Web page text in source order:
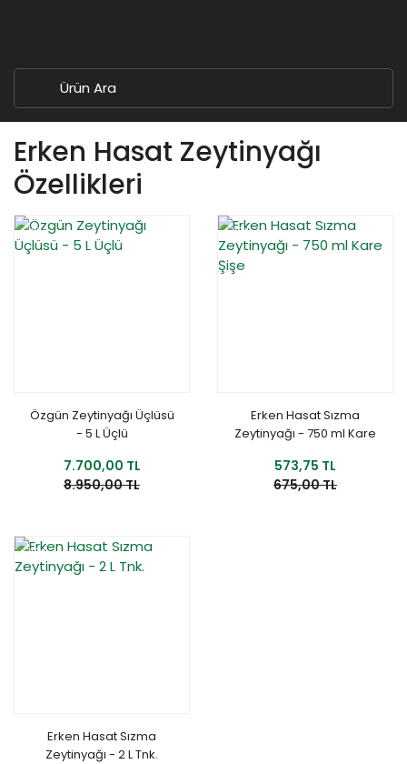
Erken Hasat Zeytinyağı
Özellikleri
YENİ
Özgün Zeytinyağı Üçlüsü
- 5 L Üçlü
7.700,00 TL
8.950,00 TL
YENİ
Erken Hasat Sızma
Zeytinyağı - 750 ml Kare
573,75 TL
675,00 TL
YENİ
Erken Hasat Sızma
Zeytinyağı - 2 L Tnk.